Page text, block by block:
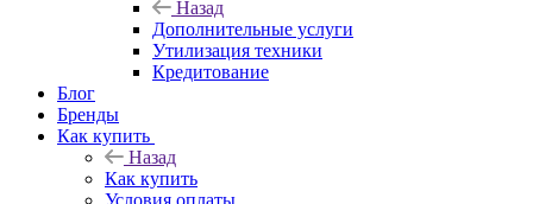
Назад
Дополнительные услуги
Утилизация техники
Кредитование
Блог
Бренды
Как купить
Назад
Как купить
Условия оплаты